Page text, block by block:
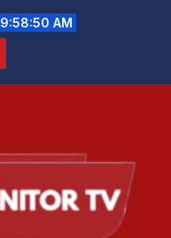
9:58:50 AM